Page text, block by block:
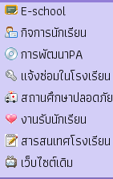
E-school
กิจการนักเรียน
การพัฒนาPA
แจ้งซ่อมในโรงเรียน
สถานศึกษาปลอดภัย
งานรับนักเรียน
สารสนเทศโรงเรียน
เว็บไซต์เดิม